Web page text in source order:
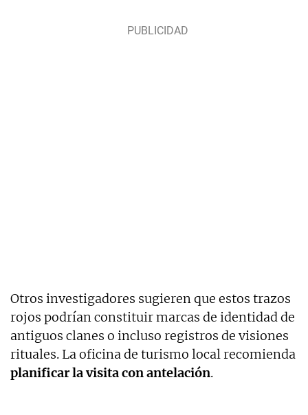
Otros investigadores sugieren que estos trazos
rojos podrían constituir marcas de identidad de
antiguos clanes o incluso registros de visiones
rituales. La oficina de turismo local recomienda
planificar la visita con antelación.